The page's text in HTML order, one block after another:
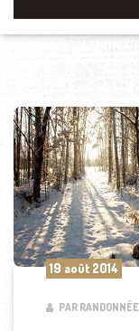
19 août 2014
PAR RANDONNÉE